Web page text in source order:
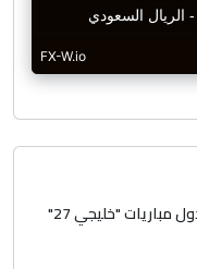
الاتحاد الخليجي يعلن جدول مباريات "خليجي 27"